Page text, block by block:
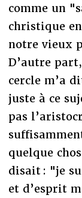
comme un
christique
notre vieux
D’autre
cercle m’a
juste à ce
pas
quelque
disait : "je
et d’esprit